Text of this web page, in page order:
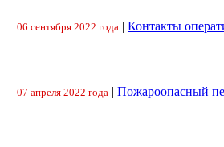
06 сентября 2022 года | Контакты
07 апреля 2022 года | Пожароопасный